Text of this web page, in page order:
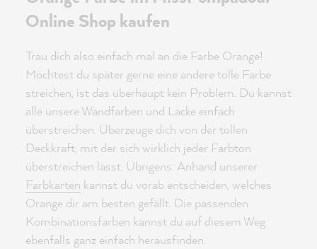
Online Shop kaufen
Trau dich also einfach mal an die Farbe Orange!
Möchtest du später gerne eine andere tolle Farbe
streichen, ist das überhaupt kein Problem. Du kannst
alle unsere Wandfarben und Lacke einfach
überstreichen. Überzeuge dich von der tollen
Deckkraft, mit der sich wirklich jeder Farbton
überstreichen lässt. Übrigens: Anhand unserer
Farbkarten kannst du vorab entscheiden, welches
Orange dir am besten gefällt. Die passenden
Kombinationsfarben kannst du auf diesem Weg
ebenfalls ganz einfach herausfinden.